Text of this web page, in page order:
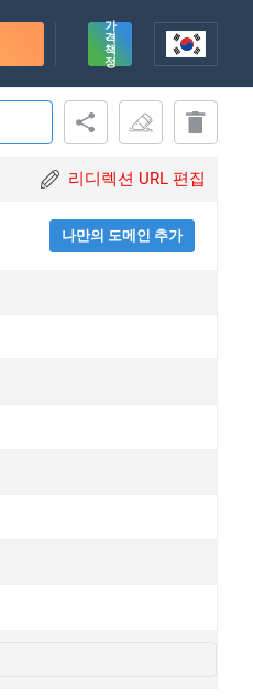
가
격
책
정
리디렉션 URL 편집
나만의 도메인 추가